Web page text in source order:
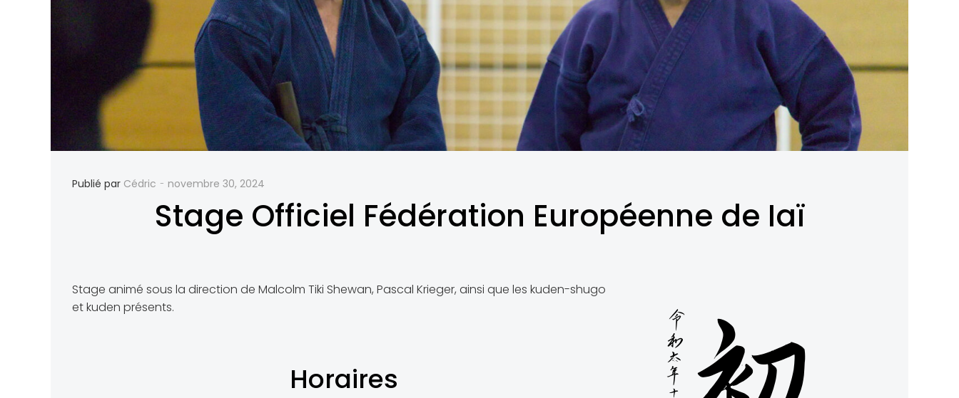
Publié par Cédric - novembre 30, 2024
Stage Officiel Fédération Européenne de Iaï
Stage animé sous la direction de Malcolm Tiki Shewan, Pascal Krieger, ainsi que les kuden-shugo
et kuden présents.
Horaires